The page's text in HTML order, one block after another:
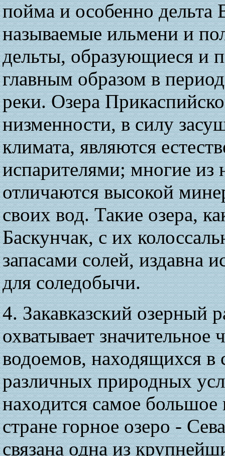
пойма и особенно дельта
называемые ильмени и
дельты, образующиеся и
главным образом в
реки. Озера
низменности, в силу
климата, являются
испарителями; многие из
отличаются высокой
своих вод. Такие озера,
Баскунчак, с их
запасами солей, издавна
для соледобычи.
4. Закавказский озерный
охватывает значительное
водоемов, находящихся в
различных природных
находится самое
стране горное озеро -
связана одна из